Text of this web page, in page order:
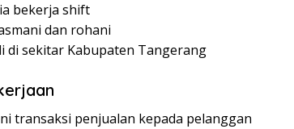
bekerja shift
dan rohani
di sekitar Kabupaten Tangerang
transaksi penjualan kepada pelanggan